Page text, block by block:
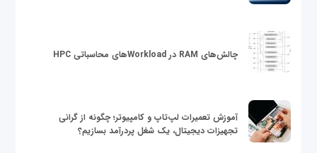
چالش‌های RAM در Workloadهای محاسباتی HPC
آموزش تعمیرات لپ‌تاپ و کامپیوتر؛ چگونه از گرانی
تجهیزات دیجیتال، یک شغل پردرآمد بسازیم؟